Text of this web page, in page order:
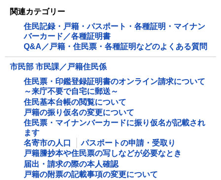
関連カテゴリー
住民記録・戸籍・パスポート・各種証明・マイナン
バーカード／各種証明書
Q&A／戸籍・住民票・各種証明などのよくある質問
市民部 市民課／戸籍住民係
住民票・印鑑登録証明書のオンライン請求について
～来庁不要で自宅に郵送～
住民基本台帳の閲覧について
戸籍の振り仮名の変更について
住民票・マイナンバーカードに振り仮名が記載され
ます
名寄市の人口
パスポートの申請・受取り
戸籍謄抄本や住民票の写しなどが必要なとき
届出・請求の際の本人確認
戸籍の附票の記載事項の変更について